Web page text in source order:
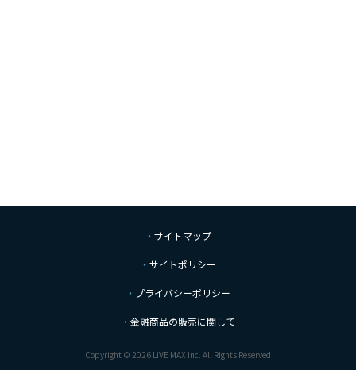
サイトマップ
サイトポリシー
プライバシーポリシー
金融商品の販売に関して
Copyright © 2026 LiVE MAX Inc. All Rights Reserved